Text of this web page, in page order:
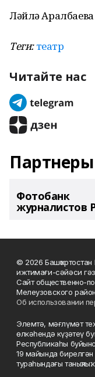
Ләйлә Аралбаева
Теги: театр
Читайте нас
Партнеры
Фотобанк
журналистов
© 2026
ижтимағи-сәйәси
Сайт общественно-
Мелеузовского
Об использовании
Элемтә, мәғлүмәт
өлкәһендә күҙәтеү
Республикаһы
19 майында
тураһындағы таныҡлыҡ.